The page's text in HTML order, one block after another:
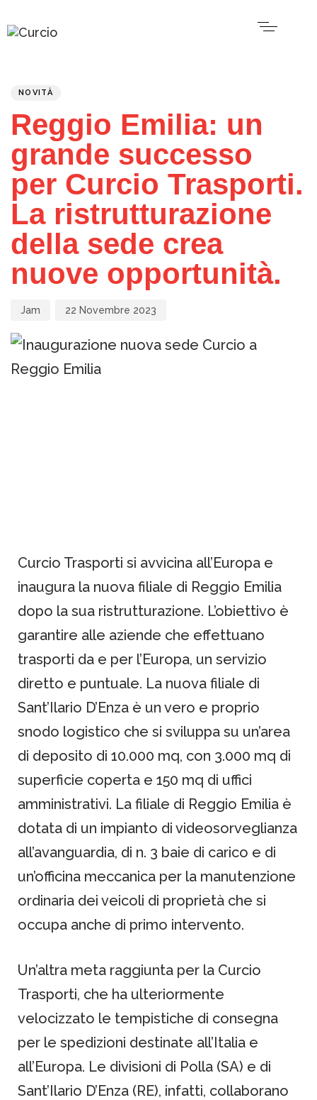
NOVITÀ
Reggio Emilia: un
grande successo
per Curcio Trasporti.
La ristrutturazione
della sede crea
nuove opportunità.
Jam 22 Novembre 2023
Curcio Trasporti si avvicina all’Europa e
inaugura la nuova filiale di Reggio Emilia
dopo la sua ristrutturazione. L’obiettivo è
garantire alle aziende che effettuano
trasporti da e per l’Europa, un servizio
diretto e puntuale. La nuova filiale di
Sant’Ilario D’Enza è un vero e proprio
snodo logistico che si sviluppa su un’area
di deposito di 10.000 mq, con 3.000 mq di
superficie coperta e 150 mq di uffici
amministrativi. La filiale di Reggio Emilia è
dotata di un impianto di videosorveglianza
all’avanguardia, di n. 3 baie di carico e di
un’officina meccanica per la manutenzione
ordinaria dei veicoli di proprietà che si
occupa anche di primo intervento.
Un’altra meta raggiunta per la Curcio
Trasporti, che ha ulteriormente
velocizzato le tempistiche di consegna
per le spedizioni destinate all’Italia e
all’Europa. Le divisioni di Polla (SA) e di
Sant’Ilario D’Enza (RE), infatti, collaborano